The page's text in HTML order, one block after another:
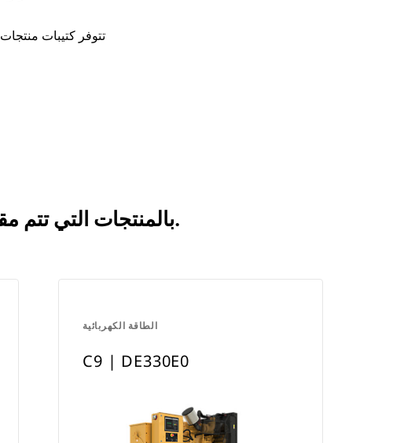
تتوفر كتيبات منتجات Caterpillar وغيرها من المستندات المعلوماتية لأعمالك المتزايدة.
انظر كيف يقارن C9 | DE275E0 بالمنتجات التي تتم مقارنتها بشكل متكرر.
الطاقة الكهربائية
C9 | DE330E0